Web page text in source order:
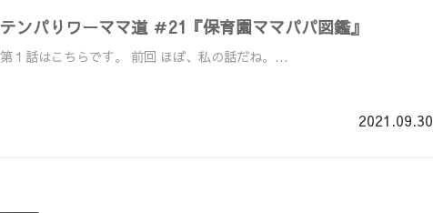
テンパりワーママ道 ＃21『保育園ママパパ図鑑』
第１話はこちらです。 前回 ほぼ、私の話だね。...
2021.09.30